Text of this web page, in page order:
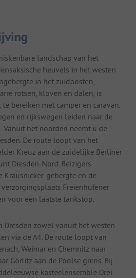
landschap van het
heuvels in het westen
in het zuidoosten,
rotsen, kloven en dalen, is
bereiken met camper en caravan.
en rijkswegen leiden naar de
Vanuit het noorden neemt u de
De route loopt van het
Kreuz aan de zuidelijke Berliner
Dresden-Nord. Reizigers
Krausnicker-gebergte en de
Freienhufener
voor een laatste tankstop.
Dresden zowel vanuit het westen
via de A4. De route loopt van
Weimar en Chemnitz naar
Görlitz aan de Poolse grens. Bij
kasteelensemble Drei